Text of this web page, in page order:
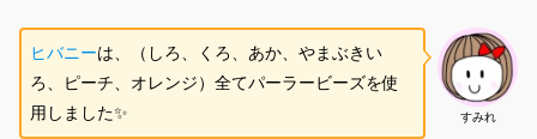
すみれ
ヒバニーは、（しろ、くろ、あか、やまぶきい
ろ、ピーチ、オレンジ）全てパーラービーズを使
用しました✨